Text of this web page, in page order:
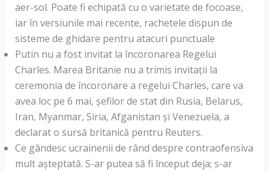
aer-sol. Poate fi echipată cu o varietate de focoase,
iar în versiunile mai recente, rachetele dispun de
sisteme de ghidare pentru atacuri punctuale
Putin nu a fost invitat la încoronarea Regelui
Charles. Marea Britanie nu a trimis invitații la
ceremonia de încoronare a regelui Charles, care va
avea loc pe 6 mai, șefilor de stat din Rusia, Belarus,
Iran, Myanmar, Siria, Afganistan și Venezuela, a
declarat o sursă britanică pentru Reuters.
Ce gândesc ucrainenii de rând despre contraofensiva
mult așteptată. S-ar putea să fi început deja; s-ar